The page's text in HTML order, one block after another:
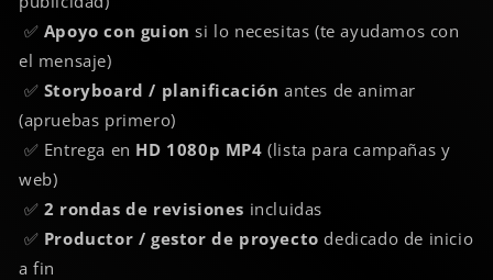
✅ Apoyo con guion si lo necesitas (te ayudamos con
el mensaje)
✅ Storyboard / planificación antes de animar
(apruebas primero)
✅ Entrega en HD 1080p MP4 (lista para campañas y
web)
✅ 2 rondas de revisiones incluidas
✅ Productor / gestor de proyecto dedicado de inicio
a fin